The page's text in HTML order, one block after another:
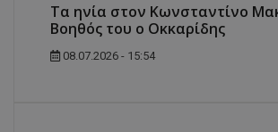
Τα ηνία στον Κωνσταντίνο
Βοηθός του ο Οκκαρίδης
08.07.2026 - 15:54